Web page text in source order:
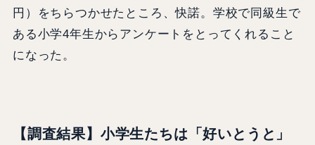
円）をちらつかせたところ、快諾。学校で同級生で
ある小学4年生からアンケートをとってくれること
になった。
【調査結果】小学生たちは「好いとうと」